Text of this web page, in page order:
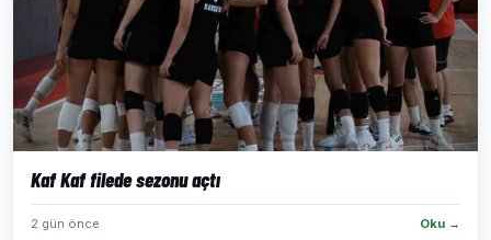
Kaf Kaf filede sezonu açtı
2 gün önce Oku →